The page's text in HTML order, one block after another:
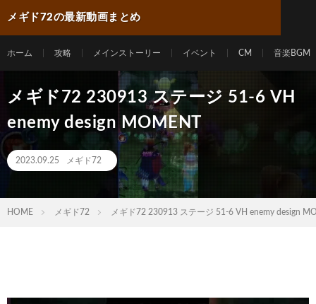
メギド72の最新動画まとめ
ホーム 攻略 メインストーリー イベント CM 音楽BGM
メギド72 230913 ステージ 51-6 VH
enemy design MOMENT
2023.09.25 メギド72
HOME メギド72 メギド72 230913 ステージ 51-6 VH enemy design